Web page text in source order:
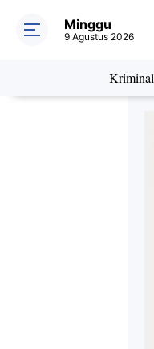
Minggu
9 Agustus 2026
Kriminal